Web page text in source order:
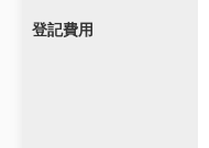
登記費用